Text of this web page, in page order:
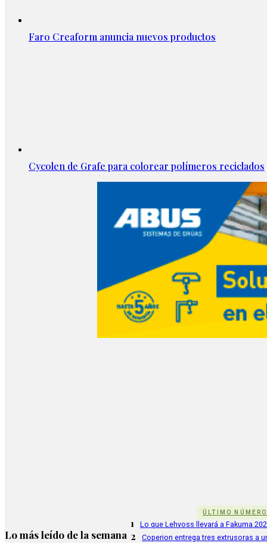
Faro Creaform anuncia nuevos productos
Cycolen de Grafe para colorear polímeros reciclados
ÚLTIMO NÚMERO
Lo más leído de la semana
1 Lo que Lehvoss llevará a Fakuma
2 Coperion entrega tres extrusoras a